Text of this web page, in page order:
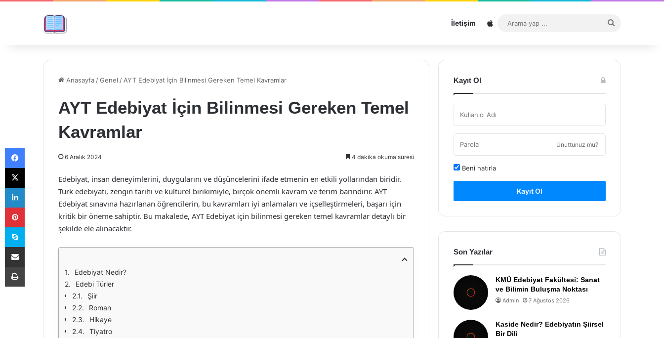
İletişim Sitemap
...
Anasayfa /Genel / AYT Edebiyat İçin Bilinmesi Gereken Temel Kavramlar
AYT Edebiyat İçin Bilinmesi Gereken Temel
Kavramlar
6 Aralık 2024 4 dakika okuma süresi
Edebiyat, insan deneyimlerini, duygularını ve düşüncelerini ifade etmenin en etkili yollarından biridir.
Türk edebiyatı, zengin tarihi ve kültürel birikimiyle, birçok önemli kavram ve terim barındırır. AYT
Edebiyat sınavına hazırlanan öğrencilerin, bu kavramları iyi anlamaları ve içselleştirmeleri, başarı için
kritik bir öneme sahiptir. Bu makalede, AYT Edebiyat için bilinmesi gereken temel kavramlar detaylı bir
şekilde ele alınacaktır.
Edebiyat Nedir?
Edebi Türler
Şiir
Roman
Hikaye
Tiyatro
Kayıt Ol
Unuttunuz mu?
Beni hatırla
Kayıt Ol
Son Yazılar
KMÜ Edebiyat Fakültesi: Sanat
ve Bilimin Buluşma Noktası
Admin 7 Ağustos 2026
Kaside Nedir? Edebiyatın Şiirsel
Bir Dili
Facebook
X
LinkedIn
Pinterest
Skype
E-Posta ile paylaş